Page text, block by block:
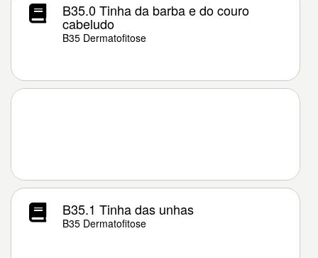
B35.0 Tinha da barba e do couro
cabeludo
B35 Dermatofitose
B35.1 Tinha das unhas
B35 Dermatofitose